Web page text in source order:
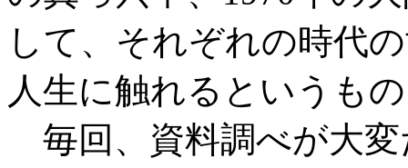
して、それぞれの時代
人生に触れるというも
毎回、資料調べが大